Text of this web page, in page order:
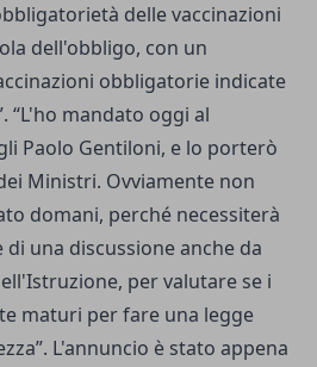
delle vaccinazioni
dell'obbligo, con un
obbligatorie indicate
“L'ho mandato oggi al
Paolo Gentiloni, e lo porterò
Ministri. Ovviamente non
domani, perché necessiterà
una discussione anche da
per valutare se i
maturi per fare una legge
L'annuncio è stato appena